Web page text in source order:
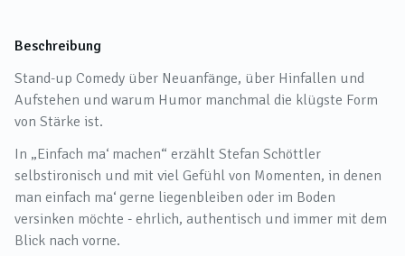
Beschreibung
Stand-up Comedy über Neuanfänge, über Hinfallen und
Aufstehen und warum Humor manchmal die klügste Form
von Stärke ist.
In „Einfach ma‘ machen“ erzählt Stefan Schöttler
selbstironisch und mit viel Gefühl von Momenten, in denen
man einfach ma‘ gerne liegenbleiben oder im Boden
versinken möchte - ehrlich, authentisch und immer mit dem
Blick nach vorne.